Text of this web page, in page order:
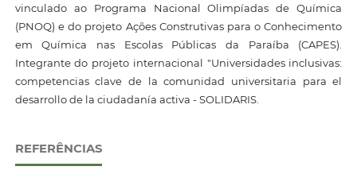
vinculado ao Programa Nacional Olimpíadas de Química
(PNOQ) e do projeto Ações Construtivas para o Conhecimento
em Química nas Escolas Públicas da Paraíba (CAPES).
Integrante do projeto internacional "Universidades inclusivas:
competencias clave de la comunidad universitaria para el
desarrollo de la ciudadanía activa - SOLIDARIS.
REFERÊNCIAS